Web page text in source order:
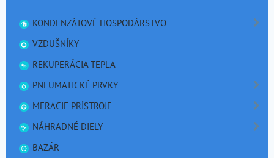
KONDENZÁTOVÉ HOSPODÁRSTVO
VZDUŠNÍKY
REKUPERÁCIA TEPLA
PNEUMATICKÉ PRVKY
MERACIE PRÍSTROJE
NÁHRADNÉ DIELY
BAZÁR